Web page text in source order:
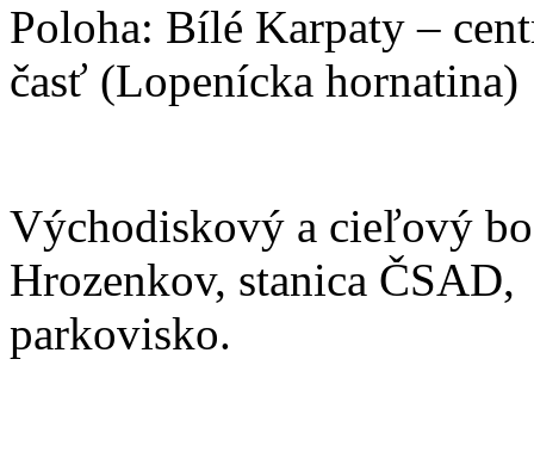
Poloha: Bílé Karpaty –
časť (Lopenícka hornatina)
Východiskový a cieľový
Hrozenkov, stanica ČSAD,
parkovisko.